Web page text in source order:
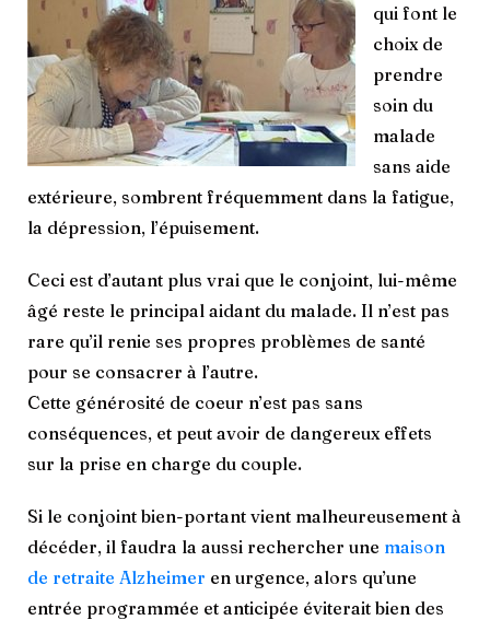
qui font le
choix de
prendre
soin du
malade
sans aide
extérieure, sombrent fréquemment dans la fatigue,
la dépression, l’épuisement.
Ceci est d’autant plus vrai que le conjoint, lui-même
âgé reste le principal aidant du malade. Il n’est pas
rare qu’il renie ses propres problèmes de santé
pour se consacrer à l’autre.
Cette générosité de coeur n’est pas sans
conséquences, et peut avoir de dangereux effets
sur la prise en charge du couple.
Si le conjoint bien-portant vient malheureusement à
décéder, il faudra la aussi rechercher une maison
de retraite Alzheimer en urgence, alors qu’une
entrée programmée et anticipée éviterait bien des